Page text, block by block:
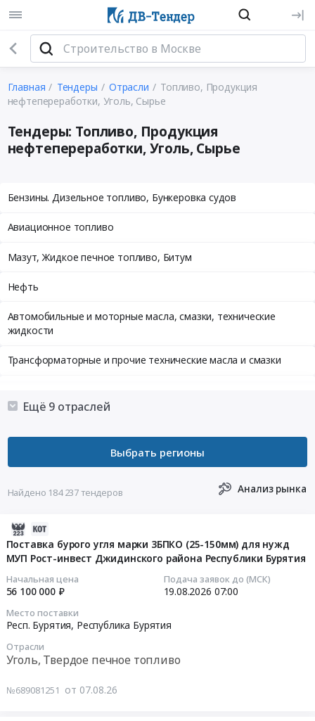
Главная Тендеры Отрасли
Топливо, Продукция
нефтепереработки, Уголь, Сырье
Тендеры: Топливо, Продукция
нефтепереработки, Уголь, Сырье
Ещё 9 отраслей
Бензины. Дизельное топливо, Бункеровка судов
Авиационное топливо
Мазут, Жидкое печное топливо, Битум
Нефть
Автомобильные и моторные масла, смазки, технические
жидкости
Трансформаторные и прочие технические масла и смазки
Прочее топливо, Торф, Сланцы
Неметаллические полезные ископаемые, минералы, горные
породы
Прочее сырье
Руда урановая и ториевая
Найдено 184 237 тендеров Анализ рынка
Поставка бурого угля марки 3БПКО (25-150мм) для нужд
МУП Рост-инвест Джидинского района Республики Бурятия
Начальная цена
56 100 000 ₽
Подача заявок до (МСК)
19.08.2026 07:00
Место поставки
Респ. Бурятия, Республика Бурятия
Отрасли
Уголь, Твердое печное топливо
№689081251 от 07.08.26